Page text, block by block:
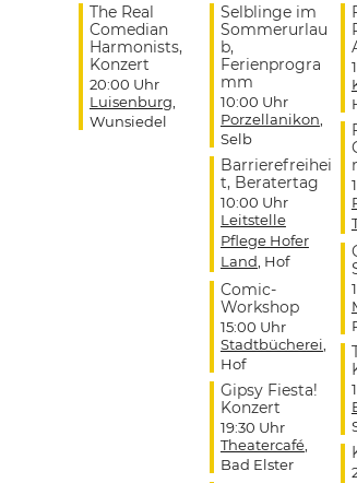
The Real
Comedian
Harmonists,
Konzert
20:00 Uhr
Luisenburg
Wunsiedel
Selblinge im
Sommerurlau
b,
Ferienprogra
mm
10:00 Uhr
Porzellanikon
Selb
Barrierefreihei
t, Beratertag
10:00 Uhr
Leitstelle
Pflege Hofer
Land , Hof
Comic-
Workshop
15:00 Uhr
Stadtbücherei
Hof
Gipsy Fiesta!
Konzert
19:30 Uhr
Theatercafé,
Bad Elster